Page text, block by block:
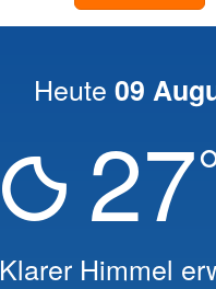
Heute 09
27
Klarer Himmel